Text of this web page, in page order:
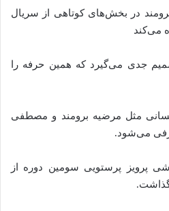
۱۳۷۹ مرضیه برومند در بخش‌های کوتاهی از سریال
می‌کند
جدی می‌گیرد که همین حرفه را
کسانی مثل مرضیه برومند و مصطفی
می‌شود.
پرویز پرستویی سومین دوره از